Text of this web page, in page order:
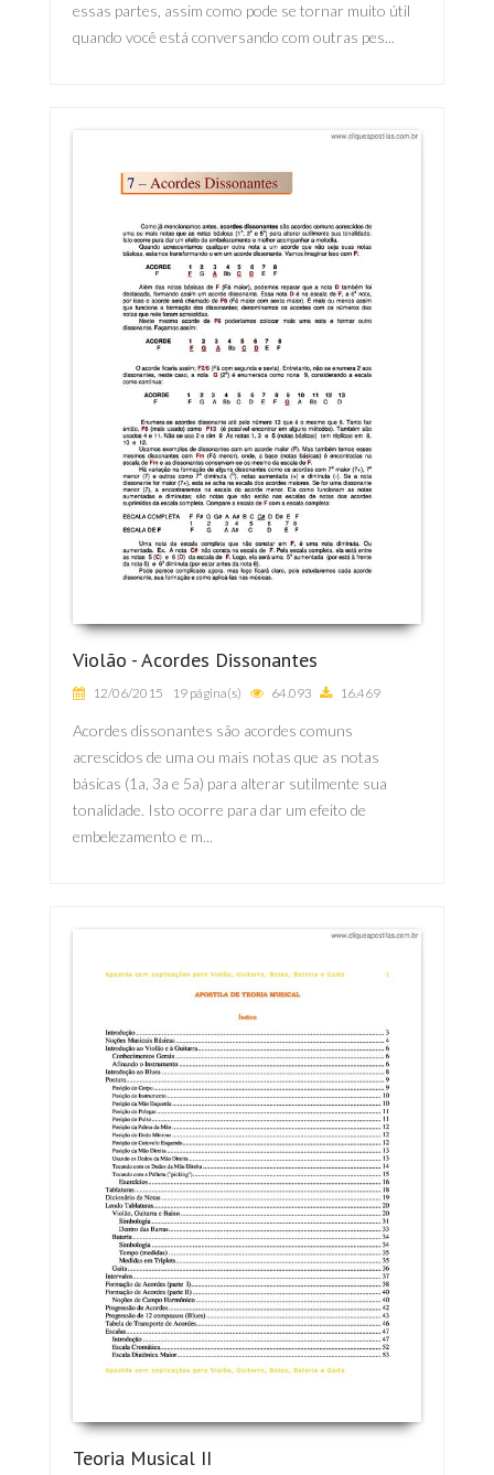
essas partes, assim como pode se tornar muito útil
quando você está conversando com outras pes...
Violão - Acordes Dissonantes
12/06/2015 19 página(s) 64.093 16.469
Acordes dissonantes são acordes comuns
acrescidos de uma ou mais notas que as notas
básicas (1a, 3a e 5a) para alterar sutilmente sua
tonalidade. Isto ocorre para dar um efeito de
embelezamento e m...
Teoria Musical II